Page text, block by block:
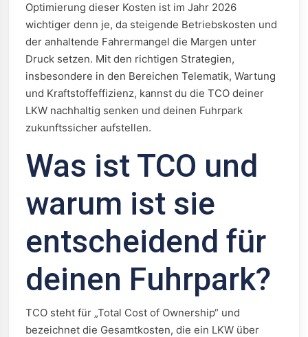
Optimierung dieser Kosten ist im Jahr 2026
wichtiger denn je, da steigende Betriebskosten und
der anhaltende Fahrermangel die Margen unter
Druck setzen. Mit den richtigen Strategien,
insbesondere in den Bereichen Telematik, Wartung
und Kraftstoffeffizienz, kannst du die TCO deiner
LKW nachhaltig senken und deinen Fuhrpark
zukunftssicher aufstellen.
Was ist TCO und
warum ist sie
entscheidend für
deinen Fuhrpark?
TCO steht für „Total Cost of Ownership“ und
bezeichnet die Gesamtkosten, die ein LKW über